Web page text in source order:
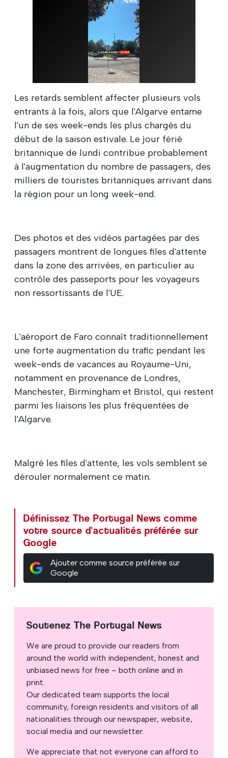
Les retards semblent affecter plusieurs vols
entrants à la fois, alors que l'Algarve entame
l'un de ses week-ends les plus chargés du
début de la saison estivale. Le jour férié
britannique de lundi contribue probablement
à l'augmentation du nombre de passagers, des
milliers de touristes britanniques arrivant dans
la région pour un long week-end.
Des photos et des vidéos partagées par des
passagers montrent de longues files d'attente
dans la zone des arrivées, en particulier au
contrôle des passeports pour les voyageurs
non ressortissants de l'UE.
L'aéroport de Faro connaît traditionnellement
une forte augmentation du trafic pendant les
week-ends de vacances au Royaume-Uni,
notamment en provenance de Londres,
Manchester, Birmingham et Bristol, qui restent
parmi les liaisons les plus fréquentées de
l'Algarve.
Malgré les files d'attente, les vols semblent se
dérouler normalement ce matin.
Définissez The Portugal News comme
votre source d'actualités préférée sur
Google
Ajouter comme source préférée sur
Google
Soutenez The Portugal News
We are proud to provide our readers from
around the world with independent, honest and
unbiased news for free – both online and in
print.
Our dedicated team supports the local
community, foreign residents and visitors of all
nationalities through our newspaper, website,
social media and our newsletter.
We appreciate that not everyone can afford to